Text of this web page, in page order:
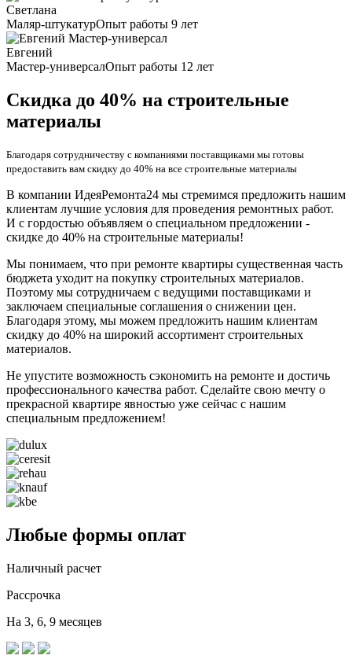
Светлана
Маляр-штукатурОпыт работы 9 лет
Евгений
Мастер-универсалОпыт работы 12 лет
Скидка до 40% на строительные
материалы
Благодаря сотрудничеству с компаниями поставщиками мы готовы
предоставить вам скидку до 40% на все строительные материалы
В компании ИдеяРемонта24 мы стремимся предложить нашим
клиентам лучшие условия для проведения ремонтных работ.
И с гордостью объявляем о специальном предложении -
скидке до 40% на строительные материалы!
Мы понимаем, что при ремонте квартиры существенная часть
бюджета уходит на покупку строительных материалов.
Поэтому мы сотрудничаем с ведущими поставщиками и
заключаем специальные соглашения о снижении цен.
Благодаря этому, мы можем предложить нашим клиентам
скидку до 40% на широкий ассортимент строительных
материалов.
Не упустите возможность сэкономить на ремонте и достичь
профессионального качества работ. Сделайте свою мечту о
прекрасной квартире явностью уже сейчас с нашим
специальным предложением!
Любые формы оплат
Наличный расчет
Рассрочка
На 3, 6, 9 месяцев